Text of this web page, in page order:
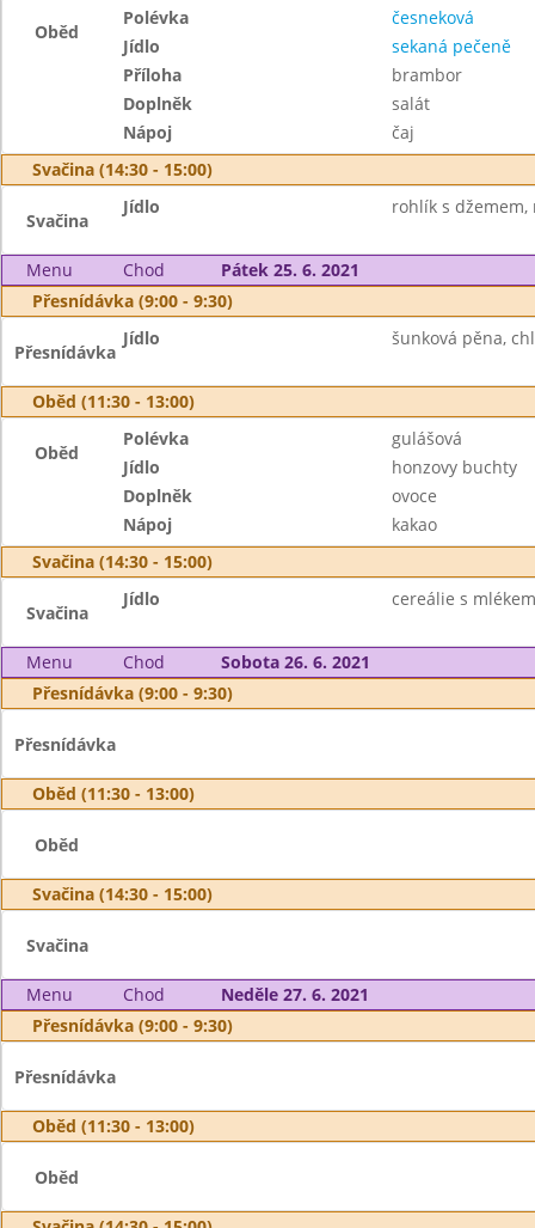
Oběd
Polévka
česneková
Jídlo
sekaná pečeně
Příloha
brambor
Doplněk
salát
Nápoj
čaj
Svačina (14:30 - 15:00)
Svačina
Jídlo rohlík s džemem,
Menu Chod
Pátek 25. 6. 2021
Přesnídávka (9:00 - 9:30)
Přesnídávka
Jídlo šunková pěna,
Oběd (11:30 - 13:00)
Oběd
Polévka
gulášová
Jídlo
honzovy buchty
Doplněk
ovoce
Nápoj
kakao
Svačina (14:30 - 15:00)
Svačina
Jídlo cereálie s mlékem
Menu Chod
Sobota 26. 6. 2021
Přesnídávka (9:00 - 9:30)
Přesnídávka
Oběd (11:30 - 13:00)
Oběd
Svačina (14:30 - 15:00)
Svačina
Menu Chod
Neděle 27. 6. 2021
Přesnídávka (9:00 - 9:30)
Přesnídávka
Oběd (11:30 - 13:00)
Oběd